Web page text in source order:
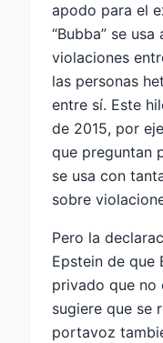
apodo para el
“Bubba” se
violaciones
las personas
entre sí. Este
de 2015, por
que preguntan
se usa con
sobre
Pero la
Epstein de que
privado que no
sugiere que se
portavoz